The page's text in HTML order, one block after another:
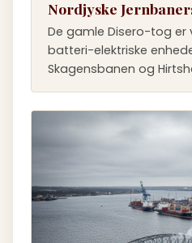
Nordjyske
De gamle Disero-tog er
batteri-elektriske
Skagensbanen og